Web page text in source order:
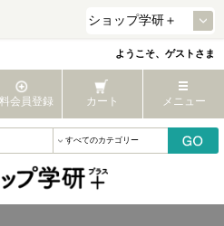
ようこそ、ゲストさま
会員登録 カート メニュー